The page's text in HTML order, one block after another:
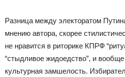
Разница между электоратом
мнению автора, скорее
не нравится в риторике КПРФ
“стыдливое жидоедство”, и
культурная замшелость.